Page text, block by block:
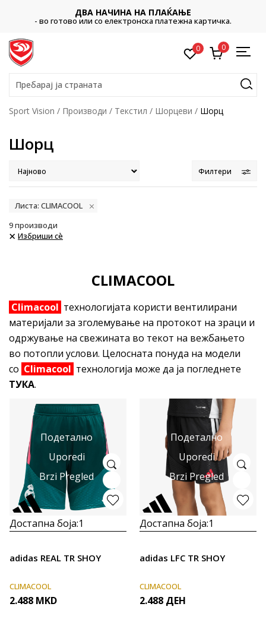
ДВА НАЧИНА НА ПЛАЌАЊЕ
- во готово или со електронска платежна картичка.
0 0
Пребарај ја страната
Sport Vision Производи Текстил Шорцеви Шорц
Шорц
Филтери
Листа: CLIMACOOL
9производи
Избриши сè
CLIMACOOL
Climacool технологијата користи вентилирани
материјали за зголемување на протокот на зраци и
одржување на свежината во текот на вежбањето
во потопли услови. Целосната понуда на модели
со Climacool технологија може да ја погледнете
ТУКА.
Подетално
Uporedi
Brzi Pregled
Достапна боја:1
adidas REAL TR SHOY
CLIMACOOL
2.488 MKD
Подетално
Uporedi
Brzi Pregled
Достапна боја:1
adidas LFC TR SHOY
CLIMACOOL
2.488 ДЕН